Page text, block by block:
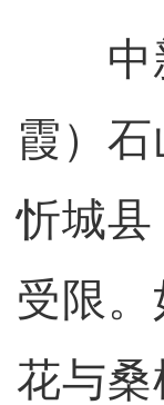
中新
霞）
忻城
受限
花与